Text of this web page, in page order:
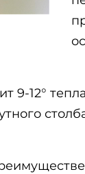
9-12°